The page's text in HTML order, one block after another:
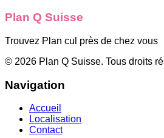
Plan Q Suisse
Trouvez Plan cul près de chez vous
© 2026 Plan Q Suisse. Tous droits
Navigation
Accueil
Localisation
Contact